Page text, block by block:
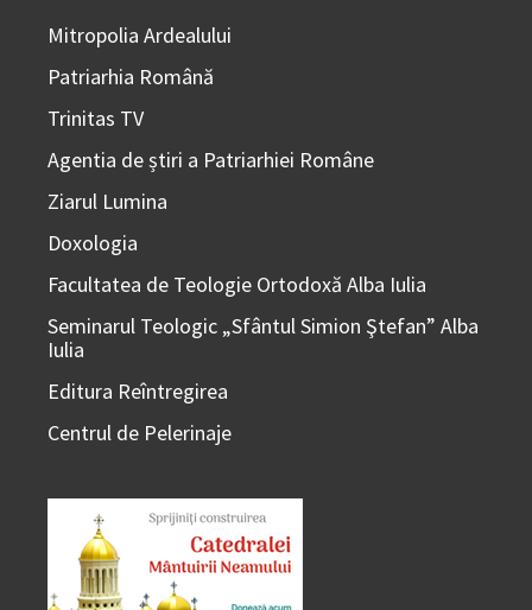
Mitropolia Ardealului
Patriarhia Română
Trinitas TV
Agentia de știri a Patriarhiei Române
Ziarul Lumina
Doxologia
Facultatea de Teologie Ortodoxă Alba Iulia
Seminarul Teologic „Sfântul Simion Ştefan” Alba
Iulia
Editura Reîntregirea
Centrul de Pelerinaje